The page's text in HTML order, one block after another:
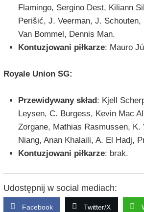
Flamingo, Sergino Dest, Kiliann
Perišić, J. Veerman, J.
Van Bommel, Dennis Man.
Kontuzjowani piłkarze: Mauro
Royale Union SG:
Przewidywany skład : Kjell
Leysen, C. Burgess, Kevin Mac
Zorgane, Mathias Rasmussen, K.
Niang, Anan Khalaili, A. El Hadj,
Kontuzjowani piłkarze: brak.
Udostępnij w social mediach:
Facebook Twitter/X